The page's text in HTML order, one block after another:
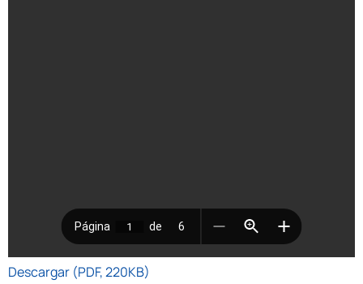
Descargar (PDF, 220KB)